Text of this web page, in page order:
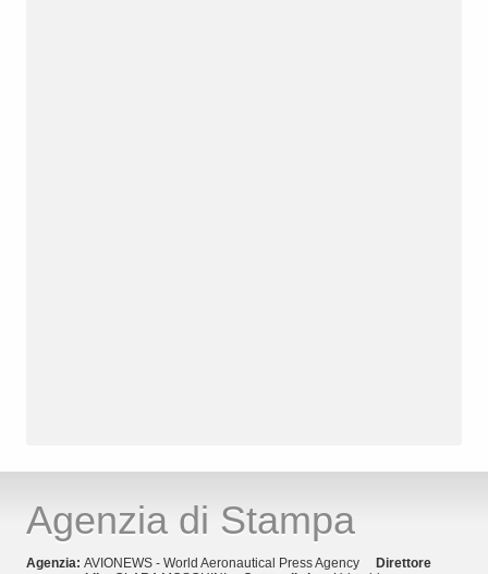
Agenzia di Stampa
Agenzia: AVIONEWS - World Aeronautical Press Agency Direttore